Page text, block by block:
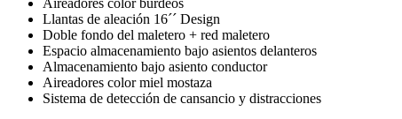
Aireadores color burdeos
Llantas de aleación 16´´ Design
Doble fondo del maletero + red maletero
Espacio almacenamiento bajo asientos delanteros
Almacenamiento bajo asiento conductor
Aireadores color miel mostaza
Sistema de detección de cansancio y distracciones